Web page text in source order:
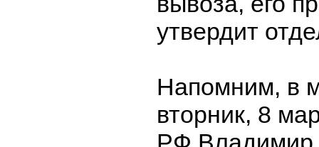
утвердит
Напомним, в
вторник, 8